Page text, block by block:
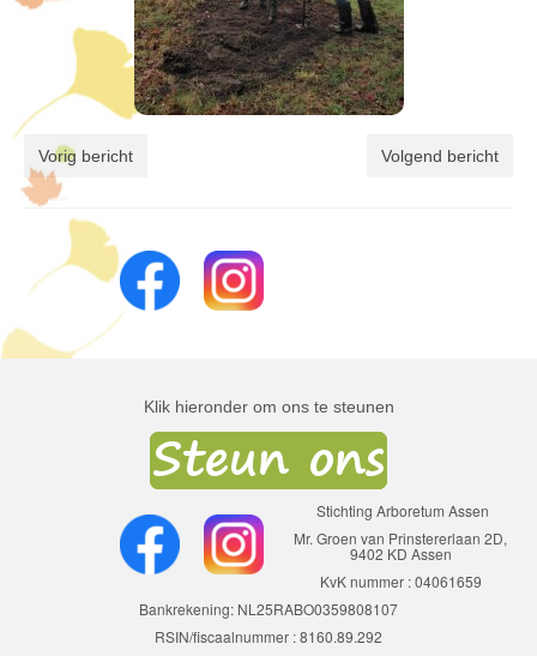
Vorig bericht Volgend bericht
Klik hieronder om ons te steunen
Stichting Arboretum Assen
Mr. Groen van Prinstererlaan 2D,
9402 KD Assen
KvK nummer : 04061659
Bankrekening: NL25RABO0359808107
RSIN/fiscaalnummer : 8160.89.292